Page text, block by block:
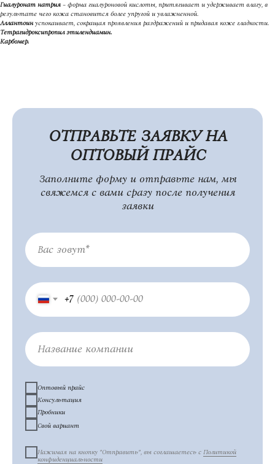
Гиалуронат натрия – форма гиалуроновой кислоты, притягивает и удерживает влагу, в
результате чего кожа становится более упругой и увлажненной.
Аллантоинуспокаивает, сокращая проявления раздражений и придавая коже гладкости.
Тетрагидроксипропил этилендиамин.
Карбомер.
ОТПРАВЬТЕ ЗАЯВКУ НА
ОПТОВЫЙ ПРАЙС
Заполните форму и отправьте нам, мы
свяжемся с вами сразу после получения
заявки
Вас зовут*
+7
Название компании
Оптовый прайс
Консультация
Пробники
Свой вариант
Нажимая на кнопку "Отправить", вы соглашаетесь с Политикой
конфиденциальности
Профессиональная косметика оптом и в розницу